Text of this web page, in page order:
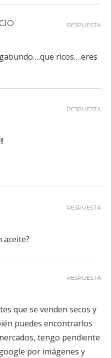
ricos….eres
RESPUESTA
RESPUESTA
aceite?
RESPUESTA
que se venden secos y
puedes encontrarlos
tengo pendiente
por imágenes y
RESPUESTA